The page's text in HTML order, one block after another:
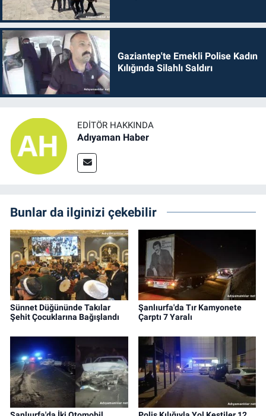
Gaziantep'te Emekli Polise Kadın
Kılığında Silahlı Saldırı
EDITÖR HAKKINDA
Adıyaman Haber
Bunlar da ilginizi çekebilir
Sünnet Düğününde Takılar
Şehit Çocuklarına Bağışlandı
Şanlıurfa'da Tır Kamyonete
Çarptı 7 Yaralı